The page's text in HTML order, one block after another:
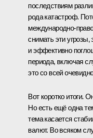
последствиям
рода катастроф.
международно-
снимать эти
и эффективно
периода, включая
это со всей
Вот коротко итоги.
Но есть ещё одна
тема касается
валют. Во всяком